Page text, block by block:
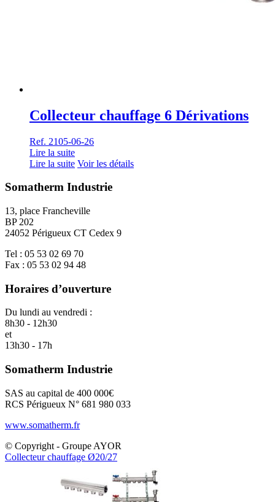
Collecteur chauffage 6 Dérivations
Ref. 2105-06-26
Lire la suite
Lire la suite Voir les détails
Somatherm Industrie
13, place Francheville
BP 202
24052 Périgueux CT Cedex 9
Tel : 05 53 02 69 70
Fax : 05 53 02 94 48
Horaires d’ouverture
Du lundi au vendredi :
8h30 - 12h30
et
13h30 - 17h
Somatherm Industrie
SAS au capital de 400 000€
RCS Périgueux N° 681 980 033
www.somatherm.fr
© Copyright - Groupe AYOR
Collecteur chauffage Ø20/27